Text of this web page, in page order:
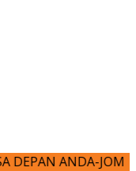
ANDA-JOM